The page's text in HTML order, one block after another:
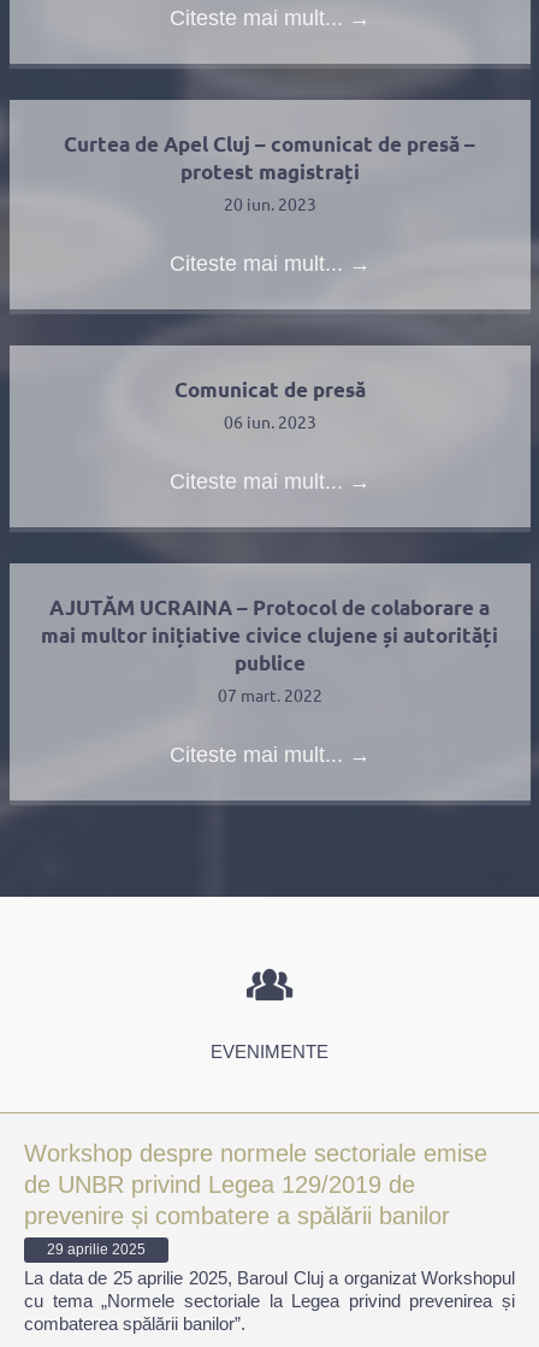
Citeste mai mult... →
Curtea de Apel Cluj – comunicat de presă –
protest magistrați
20 iun. 2023
Citeste mai mult... →
Comunicat de presă
06 iun. 2023
Citeste mai mult... →
AJUTĂM UCRAINA – Protocol de colaborare a
mai multor inițiative civice clujene și autorități
publice
07 mart. 2022
Citeste mai mult... →
EVENIMENTE
Workshop despre normele sectoriale emise
de UNBR privind Legea 129/2019 de
prevenire și combatere a spălării banilor
29 aprilie 2025
La data de 25 aprilie 2025, Baroul Cluj a organizat Workshopul
cu tema „Normele sectoriale la Legea privind prevenirea și
combaterea spălării banilor”.